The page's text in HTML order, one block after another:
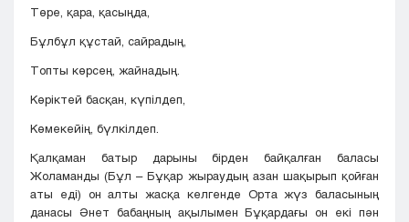
Төре, қара, қасыңда,
Бұлбұл құстай, сайрадың,
Топты көрсең, жайнадың.
Көріктей басқан, күпілдеп,
Көмекейің, бүлкілдеп.
Қалқаман батыр дарыны бірден байқалған баласы
Жоламанды (Бұл – Бұқар жыраудың азан шақырып қойған
аты еді) он алты жасқа келгенде Орта жүз баласының
данасы Әнет бабаңның ақылымен Бұқардағы он екі пән